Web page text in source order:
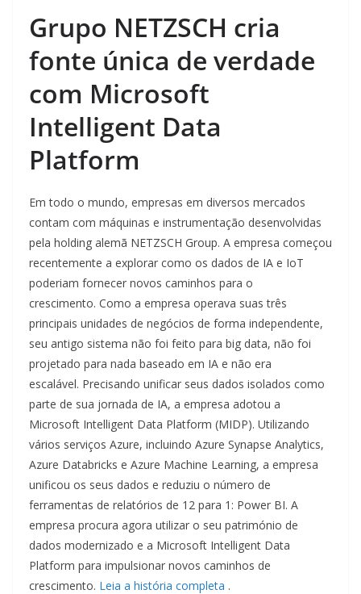
Grupo NETZSCH cria
fonte única de verdade
com Microsoft
Intelligent Data
Platform
Em todo o mundo, empresas em diversos mercados
contam com máquinas e instrumentação desenvolvidas
pela holding alemã NETZSCH Group. A empresa começou
recentemente a explorar como os dados de IA e IoT
poderiam fornecer novos caminhos para o
crescimento. Como a empresa operava suas três
principais unidades de negócios de forma independente,
seu antigo sistema não foi feito para big data, não foi
projetado para nada baseado em IA e não era
escalável. Precisando unificar seus dados isolados como
parte de sua jornada de IA, a empresa adotou a
Microsoft Intelligent Data Platform (MIDP). Utilizando
vários serviços Azure, incluindo Azure Synapse Analytics,
Azure Databricks e Azure Machine Learning, a empresa
unificou os seus dados e reduziu o número de
ferramentas de relatórios de 12 para 1: Power BI. A
empresa procura agora utilizar o seu património de
dados modernizado e a Microsoft Intelligent Data
Platform para impulsionar novos caminhos de
crescimento. Leia a história completa .